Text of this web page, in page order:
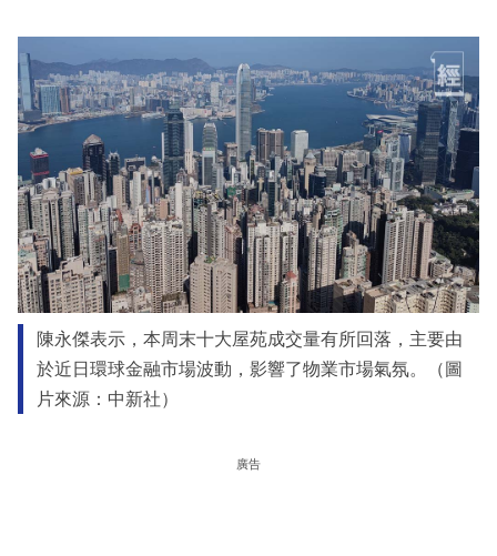
陳永傑表示，本周末十大屋苑成交量有所回落，主要由
於近日環球金融市場波動，影響了物業市場氣氛。（圖
片來源：中新社）
廣告